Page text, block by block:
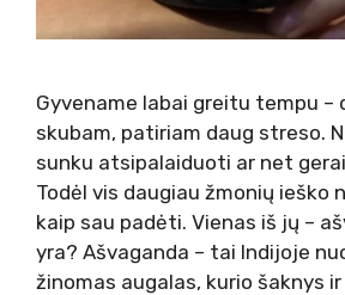
Gyvename labai greitu tempu –
skubam, patiriam daug streso.
sunku atsipalaiduoti ar net
Todėl vis daugiau žmonių ieško
kaip sau padėti. Vienas iš jų –
yra? Ašvaganda – tai Indijoje
žinomas augalas, kurio šaknys